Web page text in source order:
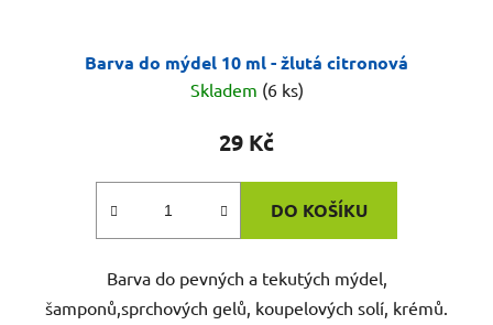
Barva do mýdel 10 ml - žlutá citronová
Skladem (6 ks)
29 Kč
DO KOŠÍKU
Barva do pevných a tekutých mýdel,
šamponů,sprchových gelů, koupelových solí, krémů.